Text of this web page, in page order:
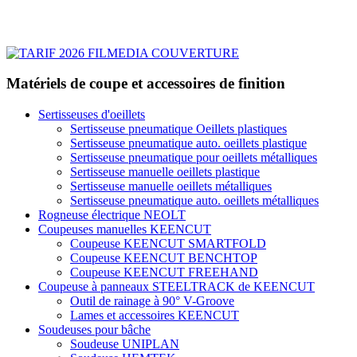
Matériels de coupe et accessoires de finition
Sertisseuses d'oeillets
Sertisseuse pneumatique Oeillets plastiques
Sertisseuse pneumatique auto. oeillets plastique
Sertisseuse pneumatique pour oeillets métalliques
Sertisseuse manuelle oeillets plastique
Sertisseuse manuelle oeillets métalliques
Sertisseuse pneumatique auto. oeillets métalliques
Rogneuse électrique NEOLT
Coupeuses manuelles KEENCUT
Coupeuse KEENCUT SMARTFOLD
Coupeuse KEENCUT BENCHTOP
Coupeuse KEENCUT FREEHAND
Coupeuse à panneaux STEELTRACK de KEENCUT
Outil de rainage à 90° V-Groove
Lames et accessoires KEENCUT
Soudeuses pour bâche
Soudeuse UNIPLAN